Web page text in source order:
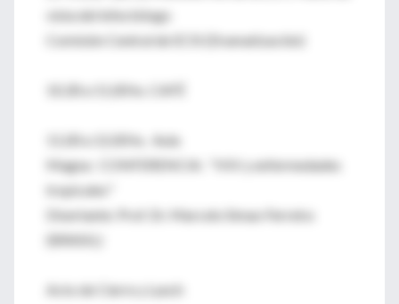
vista del infectólogo
Comisión Central de ECIS (Dramatización)
10,30 a 11,00 hs. CAFÉ
11,00 a 12,00 hs. Aula
Magna: CONFERENCIA: "HIV y enfermedades
tropicales"
Disertante: Prof. Dr. Marcelo Simao Ferreira
(BRASIL)
Acto de Cierre y Lunch